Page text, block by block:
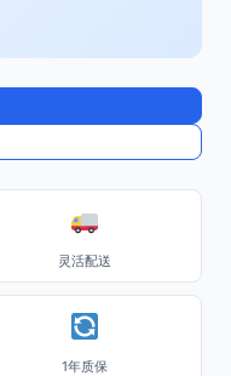
灵活配送
1年质保